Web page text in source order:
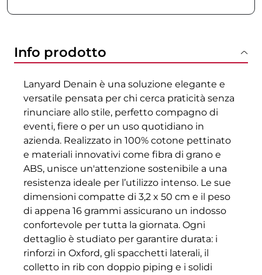
Info prodotto
Lanyard Denain è una soluzione elegante e
versatile pensata per chi cerca praticità senza
rinunciare allo stile, perfetto compagno di
eventi, fiere o per un uso quotidiano in
azienda. Realizzato in 100% cotone pettinato
e materiali innovativi come fibra di grano e
ABS, unisce un'attenzione sostenibile a una
resistenza ideale per l’utilizzo intenso. Le sue
dimensioni compatte di 3,2 x 50 cm e il peso
di appena 16 grammi assicurano un indosso
confortevole per tutta la giornata. Ogni
dettaglio è studiato per garantire durata: i
rinforzi in Oxford, gli spacchetti laterali, il
colletto in rib con doppio piping e i solidi